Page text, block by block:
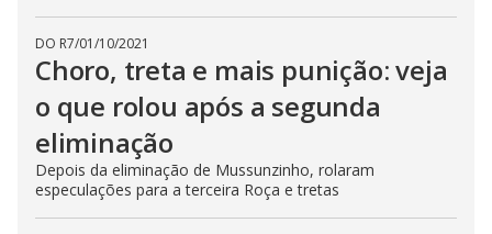
DO R7/01/10/2021
Choro, treta e mais punição: veja
o que rolou após a segunda
eliminação
Depois da eliminação de Mussunzinho, rolaram
especulações para a terceira Roça e tretas